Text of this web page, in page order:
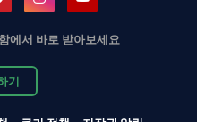
에서 바로 받아보세요
기